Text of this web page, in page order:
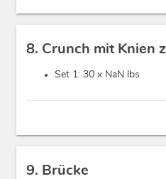
8. Crunch mit Knien
Set 1: 30 x NaN lbs
9. Brücke